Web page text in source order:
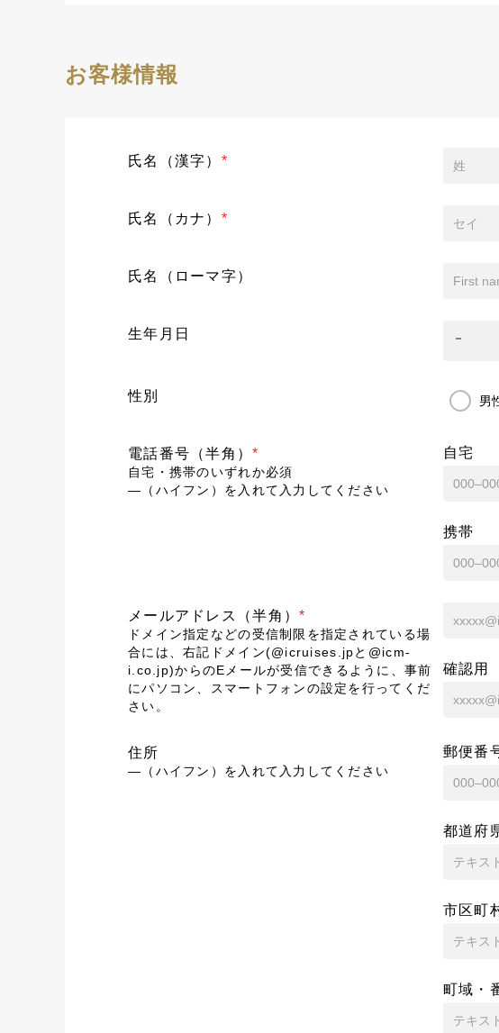
お客様情報
氏名（漢字） *
氏名（カナ） *
氏名（ローマ字）
生年月日
性別 男
電話番号（半角）*
自宅・携帯のいずれか必須
―（ハイフン）を入れて入力してください
自宅
携帯
メールアドレス（半角）*
ドメイン指定などの受信制限を指定されている場
合には、右記ドメイン(@icruises.jpと@icm-
i.co.jp)からのEメールが受信できるように、事前
にパソコン、スマートフォンの設定を行ってくだ
さい。
確認用
住所
―（ハイフン）を入れて入力してください
郵便番
都道府
市区町
町域・